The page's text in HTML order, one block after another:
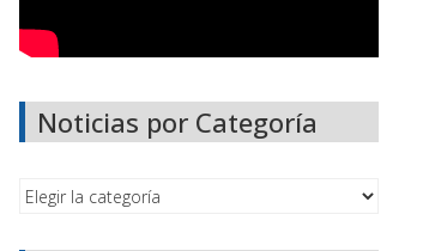
Noticias por Categoría